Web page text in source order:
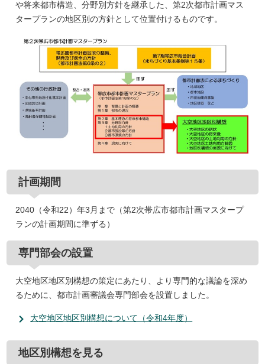
や将来都市構造、分野別方針を継承した、第2次都市計画マス
タープランの地区別の方針として位置付けるものです。
計画期間
2040（令和22）年3月まで（第2次帯広市都市計画マスタープ
ランの計画期間に準ずる）
専門部会の設置
大空地区地区別構想の策定にあたり、より専門的な議論を深め
るために、都市計画審議会専門部会を設置しました。
大空地区地区別構想について（令和4年度）
地区別構想を見る